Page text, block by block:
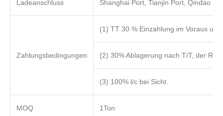
Ladeanschluss Shanghai Port, Tianjin Port, Qindao
Zahlungsbedingungen
(1) TT 30 % Einzahlung im Voraus
(2) 30% Ablagerung nach T/T, der
(3) 100% l/c bei Sicht.
MOQ 1Ton